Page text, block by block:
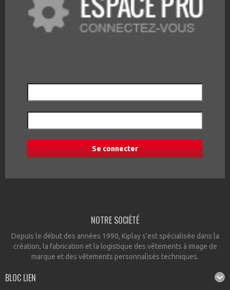
NOTRE SOCIÈTÉ
Depuis le début des années 1990, Kiplay s’est spécialisée dans la
création, la fabrication et la logistique des vêtements à image de
marque et des vêtements personnalisés techniques.
BLOC LIEN